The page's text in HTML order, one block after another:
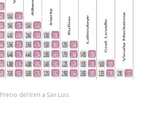
Precio del tren a San Luis